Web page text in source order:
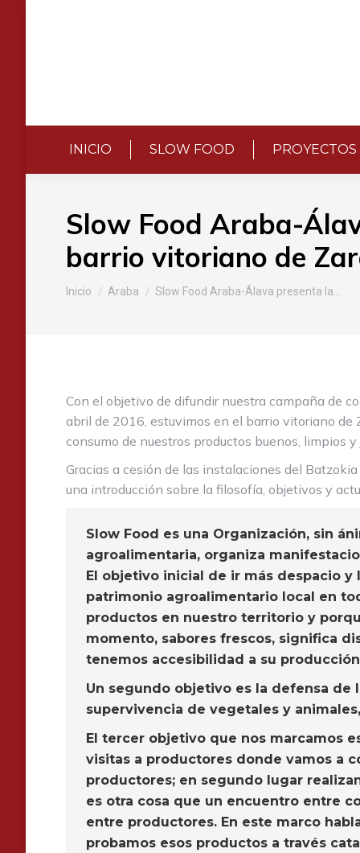
INICIO SLOW FOOD PROYECTOS
Slow Food Araba-
barrio vitoriano de
Estás aquí:
Inicio Araba Slow Food Araba-Álava presenta la…
Con el objetivo de difundir nuestra campaña de
abril de 2016, estuvimos en el barrio vitoriano
consumo de nuestros productos buenos, limpios y
Gracias a cesión de las instalaciones del
una introducción sobre la filosofía, objetivos y
Slow Food es una Organización, sin
agroalimentaria, organiza
El objetivo inicial de ir más despacio
patrimonio agroalimentario local en
productos en nuestro territorio y
momento, sabores frescos, significa
tenemos accesibilidad a su
Un segundo objetivo es la defensa
supervivencia de vegetales y
El tercer objetivo que nos marcamos
visitas a productores donde vamos a
productores; en segundo lugar
es otra cosa que un encuentro entre
entre productores. En este marco
probamos esos productos a través